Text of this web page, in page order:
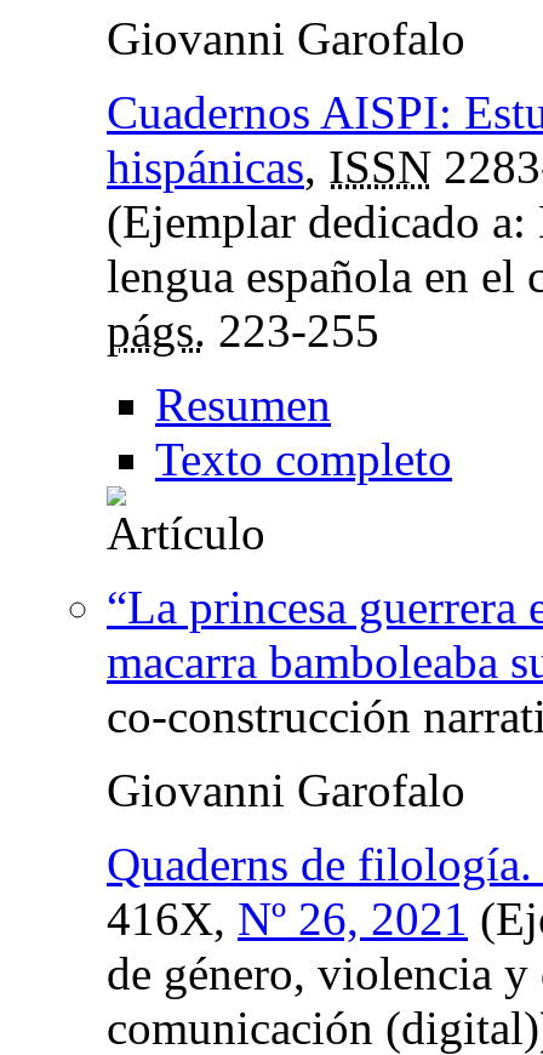
Giovanni Garofalo
Cuadernos AISPI:
hispánicas, ISSN
(Ejemplar dedicado
lengua española en el
págs. 223-255
Resumen
Texto completo
“La princesa guerrera
macarra bamboleaba
co-construcción
Giovanni Garofalo
Quaderns de
416X, Nº 26, 2021
de género, violencia y
comunicación